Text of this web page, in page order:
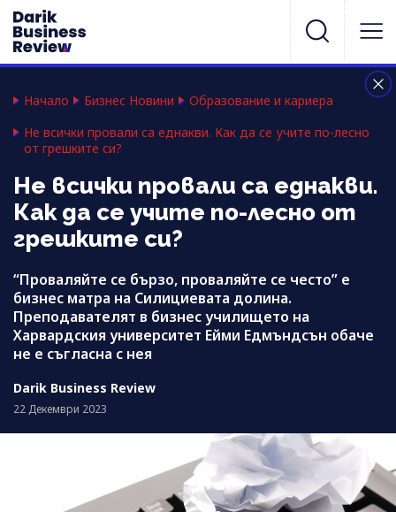
Начало Бизнес Новини
Образование и кариера
Не всички провали са еднакви. Как да се учите по-лесно
от грешките си?
Не всички провали са еднакви.
Как да се учите по-лесно от
грешките си?
“Проваляйте се бързо, проваляйте се често” е
бизнес матра на Силициевата долина.
Преподавателят в бизнес училището на
Харвардския университет Ейми Едмъндсън обаче
не е съгласна с нея
Darik Business Review
22 Декември 2023